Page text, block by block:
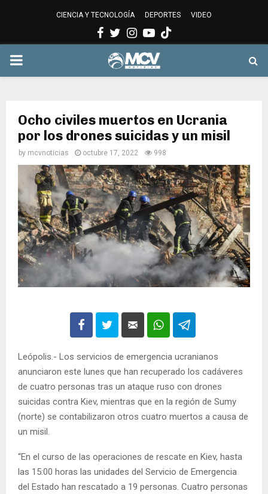
CIENCIA Y TECNOLOGÍA DEPORTES VIDEO
Facebook
Twitter
Instagram
Youtube
PRIMARY
Ocho civiles muertos en Ucrania
por los drones suicidas y un misil
by mcvnoticias octubre 17, 2022 998
Leópolis.- Los servicios de emergencia ucranianos
anunciaron este lunes que han recuperado los cadáveres
de cuatro personas tras un ataque ruso con drones
suicidas contra Kiev, mientras que en la región de Sumy
(norte) se contabilizaron otros cuatro muertos a causa de
un misil.
“En el curso de las operaciones de rescate en Kiev, hasta
las 15:00 horas las unidades del Servicio de Emergencia
del Estado han rescatado a 19 personas. Cuatro personas